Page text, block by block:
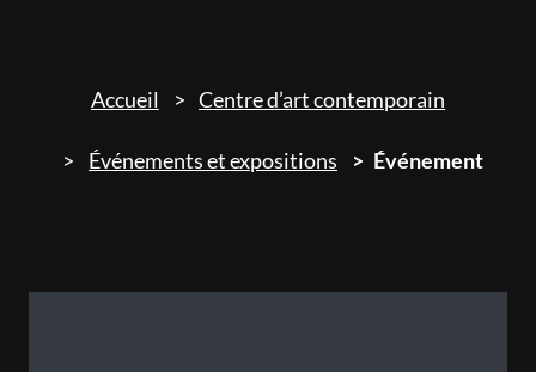
Accueil Centre d’art contemporain
Événements et expositions Événement